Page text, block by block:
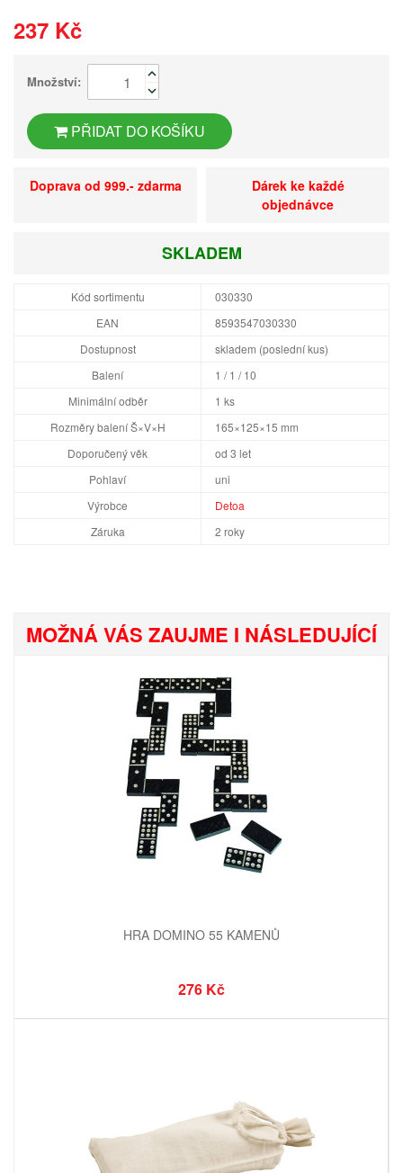
237 Kč
Množství:
PŘIDAT DO KOŠÍKU
Doprava od 999.- zdarma
Dárek ke každé
objednávce
SKLADEM
Kód sortimentu
030330
EAN
8593547030330
Dostupnost
skladem (poslední kus)
Balení
1 / 1 / 10
Minimální odběr
1 ks
Rozměry balení Š×V×H
165×125×15 mm
Doporučený věk
od 3 let
Pohlaví
uni
Výrobce
Detoa
Záruka
2 roky
MOŽNÁ VÁS ZAUJME I NÁSLEDUJÍCÍ
HRA DOMINO 55 KAMENŮ
276 Kč